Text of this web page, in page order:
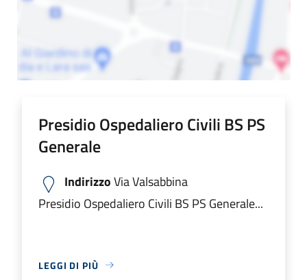
Presidio Ospedaliero Civili BS PS
Generale
IndirizzoVia Valsabbina
Presidio Ospedaliero Civili BS PS Generale...
LEGGI DI PIÙ